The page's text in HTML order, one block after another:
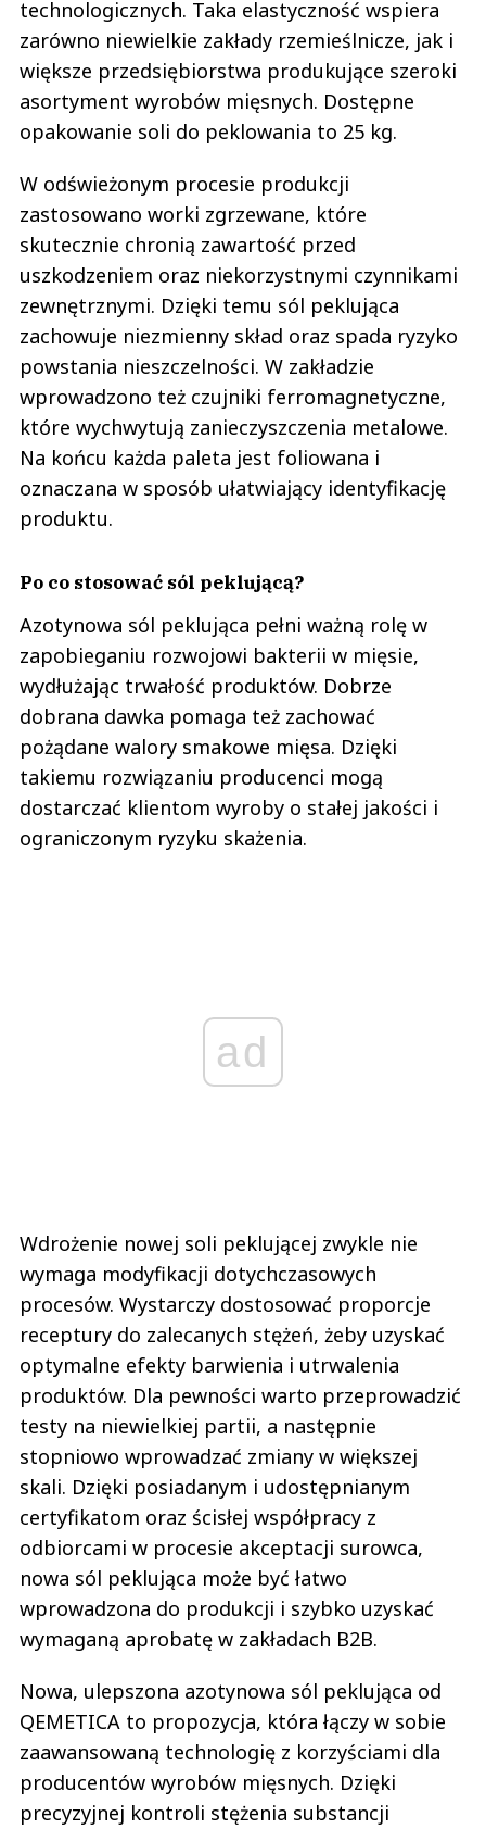
technologicznych. Taka elastyczność wspiera
zarówno niewielkie zakłady rzemieślnicze, jak i
większe przedsiębiorstwa produkujące szeroki
asortyment wyrobów mięsnych. Dostępne
opakowanie soli do peklowania to 25 kg.
W odświeżonym procesie produkcji
zastosowano worki zgrzewane, które
skutecznie chronią zawartość przed
uszkodzeniem oraz niekorzystnymi czynnikami
zewnętrznymi. Dzięki temu sól peklująca
zachowuje niezmienny skład oraz spada ryzyko
powstania nieszczelności. W zakładzie
wprowadzono też czujniki ferromagnetyczne,
które wychwytują zanieczyszczenia metalowe.
Na końcu każda paleta jest foliowana i
oznaczana w sposób ułatwiający identyfikację
produktu.
​​Po co stosować sól peklującą?
Azotynowa sól peklująca pełni ważną rolę w
zapobieganiu rozwojowi bakterii w mięsie,
wydłużając trwałość produktów. Dobrze
dobrana dawka pomaga też zachować
pożądane walory smakowe mięsa. Dzięki
takiemu rozwiązaniu producenci mogą
dostarczać klientom wyroby o stałej jakości i
ograniczonym ryzyku skażenia.
ad
Wdrożenie nowej soli peklującej zwykle nie
wymaga modyfikacji dotychczasowych
procesów. Wystarczy dostosować proporcje
receptury do zalecanych stężeń, żeby uzyskać
optymalne efekty barwienia i utrwalenia
produktów. Dla pewności warto przeprowadzić
testy na niewielkiej partii, a następnie
stopniowo wprowadzać zmiany w większej
skali. Dzięki posiadanym i udostępnianym
certyfikatom oraz ścisłej współpracy z
odbiorcami w procesie akceptacji surowca,
nowa sól peklująca może być łatwo
wprowadzona do produkcji i szybko uzyskać
wymaganą aprobatę w zakładach B2B.
Nowa, ulepszona azotynowa sól peklująca od
QEMETICA to propozycja, która łączy w sobie
zaawansowaną technologię z korzyściami dla
producentów wyrobów mięsnych. Dzięki
precyzyjnej kontroli stężenia substancji